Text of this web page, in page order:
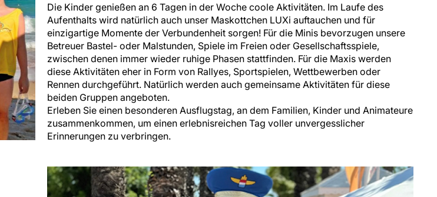
Die Kinder genießen an 6 Tagen in der Woche coole Aktivitäten. Im Laufe des
Aufenthalts wird natürlich auch unser Maskottchen LUXi auftauchen und für
einzigartige Momente der Verbundenheit sorgen! Für die Minis bevorzugen unsere
Betreuer Bastel- oder Malstunden, Spiele im Freien oder Gesellschaftsspiele,
zwischen denen immer wieder ruhige Phasen stattfinden. Für die Maxis werden
diese Aktivitäten eher in Form von Rallyes, Sportspielen, Wettbewerben oder
Rennen durchgeführt. Natürlich werden auch gemeinsame Aktivitäten für diese
beiden Gruppen angeboten.
Erleben Sie einen besonderen Ausflugstag, an dem Familien, Kinder und Animateure
zusammenkommen, um einen erlebnisreichen Tag voller unvergesslicher
Erinnerungen zu verbringen.